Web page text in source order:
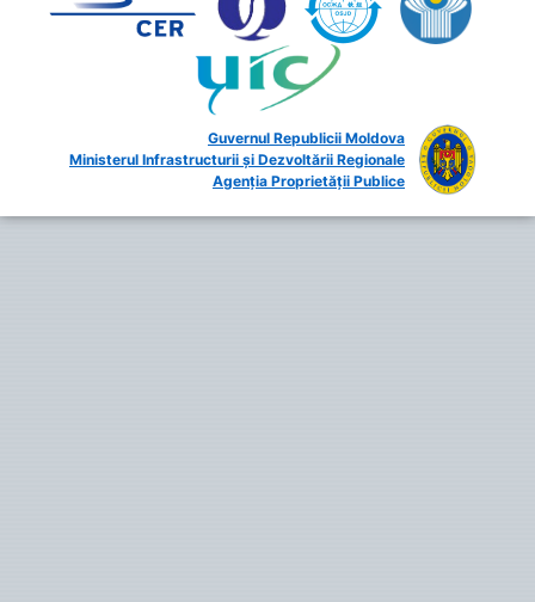
Guvernul Republicii Moldova
Ministerul Infrastructurii și Dezvoltării Regionale
Agenția Proprietății Publice